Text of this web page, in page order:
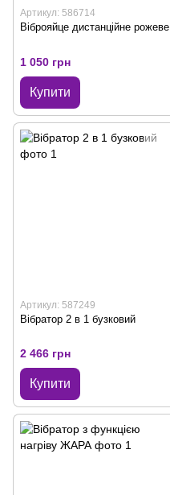
Артикул: 586714
Віброяйце дистанційне рожеве
1 050 грн
Купити
Артикул: 587249
Вібратор 2 в 1 бузковий
2 466 грн
Купити